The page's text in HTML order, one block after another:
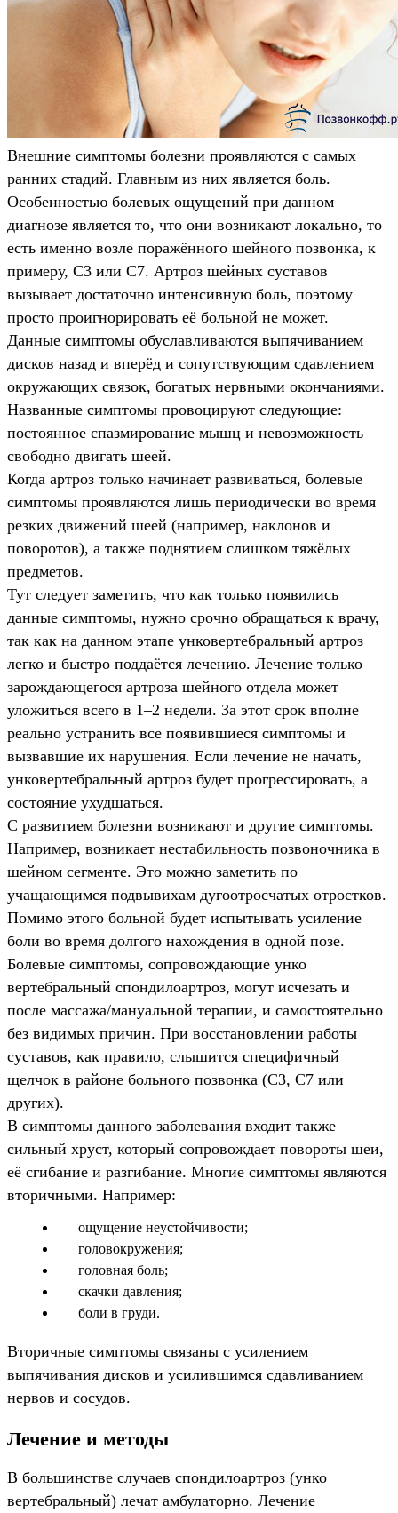
Внешние симптомы болезни проявляются с самых
ранних стадий. Главным из них является боль.
Особенностью болевых ощущений при данном
диагнозе является то, что они возникают локально, то
есть именно возле поражённого шейного позвонка, к
примеру, C3 или C7. Артроз шейных суставов
вызывает достаточно интенсивную боль, поэтому
просто проигнорировать её больной не может.
Данные симптомы обуславливаются выпячиванием
дисков назад и вперёд и сопутствующим сдавлением
окружающих связок, богатых нервными окончаниями.
Названные симптомы провоцируют следующие:
постоянное спазмирование мышц и невозможность
свободно двигать шеей.
Когда артроз только начинает развиваться, болевые
симптомы проявляются лишь периодически во время
резких движений шеей (например, наклонов и
поворотов), а также поднятием слишком тяжёлых
предметов.
Тут следует заметить, что как только появились
данные симптомы, нужно срочно обращаться к врачу,
так как на данном этапе унковертебральный артроз
легко и быстро поддаётся лечению. Лечение только
зарождающегося артроза шейного отдела может
уложиться всего в 1–2 недели. За этот срок вполне
реально устранить все появившиеся симптомы и
вызвавшие их нарушения. Если лечение не начать,
унковертебральный артроз будет прогрессировать, а
состояние ухудшаться.
С развитием болезни возникают и другие симптомы.
Например, возникает нестабильность позвоночника в
шейном сегменте. Это можно заметить по
учащающимся подвывихам дугоотросчатых отростков.
Помимо этого больной будет испытывать усиление
боли во время долгого нахождения в одной позе.
Болевые симптомы, сопровождающие унко
вертебральный спондилоартроз, могут исчезать и
после массажа/мануальной терапии, и самостоятельно
без видимых причин. При восстановлении работы
суставов, как правило, слышится специфичный
щелчок в районе больного позвонка (C3, C7 или
других).
В симптомы данного заболевания входит также
сильный хруст, который сопровождает повороты шеи,
её сгибание и разгибание. Многие симптомы являются
вторичными. Например:
ощущение неустойчивости;
головокружения;
головная боль;
скачки давления;
боли в груди.
Вторичные симптомы связаны с усилением
выпячивания дисков и усилившимся сдавливанием
нервов и сосудов.
Лечение и методы
В большинстве случаев спондилоартроз (унко
вертебральный) лечат амбулаторно. Лечение